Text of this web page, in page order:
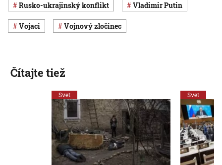
rusko-ukrajinský konflikt Vladimir Putin
vojaci vojnový zločinec
Čítajte tiež
Svet Svet